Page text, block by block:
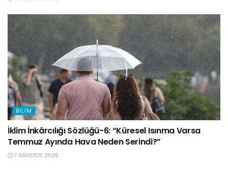
BILIM
İklim İnkârcılığı Sözlüğü-6: “Küresel Isınma Varsa
Temmuz Ayında Hava Neden Serindi?”
7 AĞUSTOS 2026